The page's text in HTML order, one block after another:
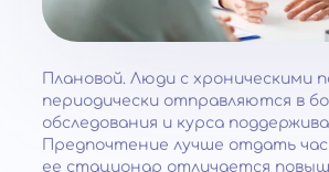
Плановой. Люди с хроническими
периодически отправляются в
обследования и курса
Предпочтение лучше отдать
ее стационар отличается